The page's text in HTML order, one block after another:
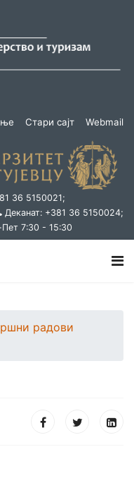
Стари сајт Webmail
36 5150021;
Деканат: +381 36 5150024;
7:30 - 15:30
радови